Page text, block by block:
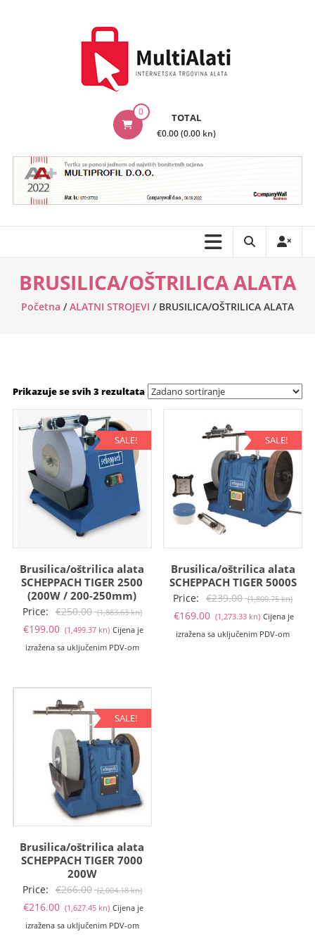
Internetska
trgovina
alata
0 TOTAL
€0.00 (0.00 kn)
BRUSILICA/OŠTRILICA ALATA
Početna /ALATNI STROJEVI / BRUSILICA/OŠTRILICA ALATA
Prikazuje se svih 3 rezultata
SALE!
Brusilica/oštrilica alata
SCHEPPACH TIGER 2500
(200W / 200-250mm)
Price: €250.00 (1,883.63 kn)Izvorna
cijena
€199.00 (1,499.37 kn)Trenutna
cijena
kn).
Cijena je
izražena sa uključenim PDV-om
SALE!
Brusilica/oštrilica alata
SCHEPPACH TIGER 5000S
Price: €239.00 (1,800.75 kn)
€169.00 (1,273.33 kn)Trenutna
cijena
Cijena je
izražena sa uključenim PDV-om
SALE!
Brusilica/oštrilica alata
SCHEPPACH TIGER 7000
200W
Price: €266.00 (2,004.18 kn)Izvorna
cijena
€216.00 (1,627.45 kn)Trenutna
cijena
Cijena je
izražena sa uključenim PDV-om